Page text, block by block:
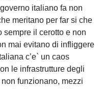
italiano fa non
meritano per far si che
sempre il cerotto e non
mai evitano di infliggere
c’e` un caos
le infrastrutture degli
funzionano, mezzi